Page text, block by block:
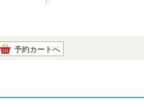
予約カートへ